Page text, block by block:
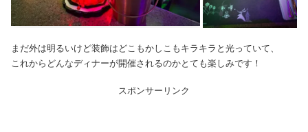
まだ外は明るいけど装飾はどこもかしこもキラキラと光っていて、
これからどんなディナーが開催されるのかとても楽しみです！
スポンサーリンク